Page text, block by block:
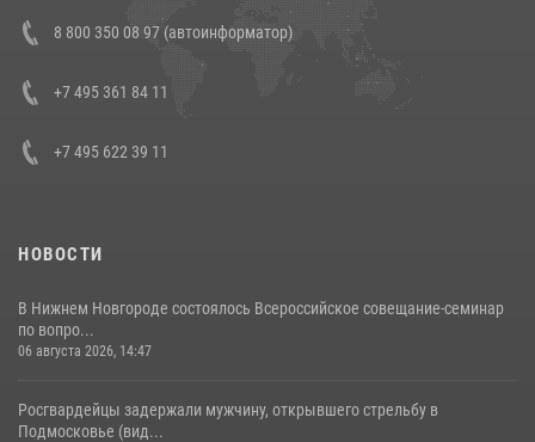
В Росгвардии прошла военно-научная конференция по обобщению
боевого опыта
8 800 350 08 97 (автоинформатор)
+7 495 361 84 11
+7 495 622 39 11
НОВОСТИ
В Нижнем Новгороде состоялось Всероссийское совещание-семинар
по вопро...
06 августа 2026, 14:47
Росгвардейцы задержали мужчину, открывшего стрельбу в
Подмосковье (вид...